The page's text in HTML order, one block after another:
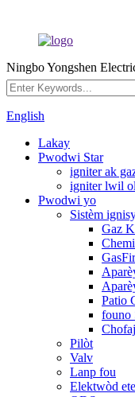
Ningbo Yongshen
English
Lakay
Pwodwi Star
igniter ak
igniter lwil
Pwodwi yo
Sistèm
Gaz
Patio
founo
Pilòt
Valv
Lanp fou
Elektwòd